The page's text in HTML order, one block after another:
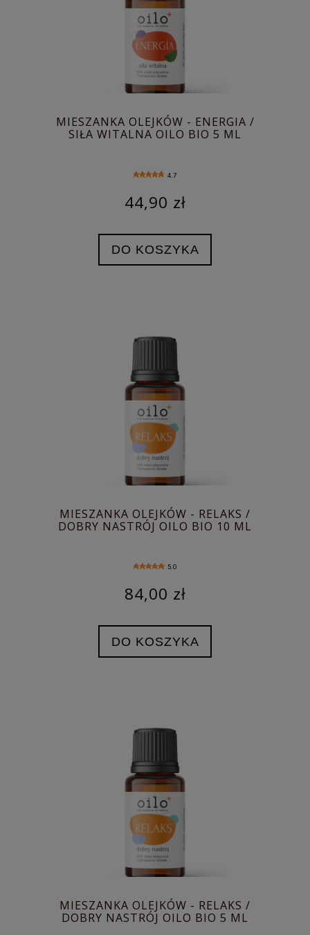
MIESZANKA OLEJKÓW - ENERGIA /
SIŁA WITALNA OILO BIO 5 ML
4.7
44,90 zł
DO KOSZYKA
MIESZANKA OLEJKÓW - RELAKS /
DOBRY NASTRÓJ OILO BIO 10 ML
5.0
84,00 zł
DO KOSZYKA
MIESZANKA OLEJKÓW - RELAKS /
DOBRY NASTRÓJ OILO BIO 5 ML